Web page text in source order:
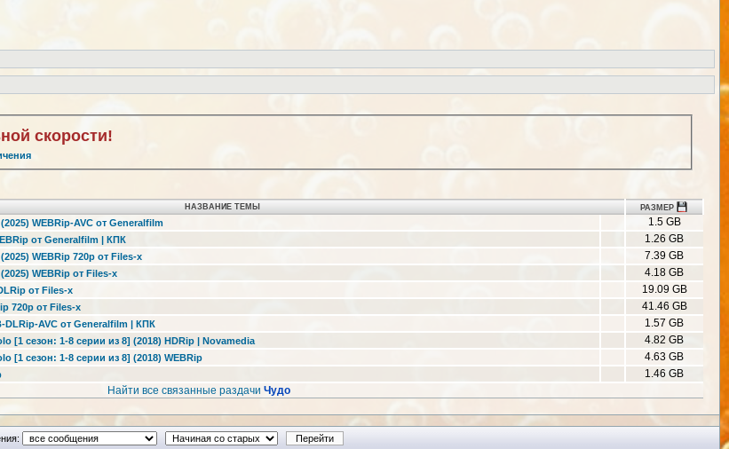
скорости!
НАЗВАНИЕ ТЕМЫ РАЗМЕР
WEBRip-AVC от Generalfilm
1.5 GB
от Generalfilm | КПК
1.26 GB
WEBRip 720p от Files-x
7.39 GB
WEBRip от Files-x
4.18 GB
от Files-x
19.09 GB
720p от Files-x
41.46 GB
DLRip-AVC от Generalfilm | КПК
1.57 GB
[1 сезон: 1-8 серии из 8] (2018) HDRip | Novamedia
4.82 GB
[1 сезон: 1-8 серии из 8] (2018) WEBRip
4.63 GB
1.46 GB
Найти все связанные раздачиЧудо